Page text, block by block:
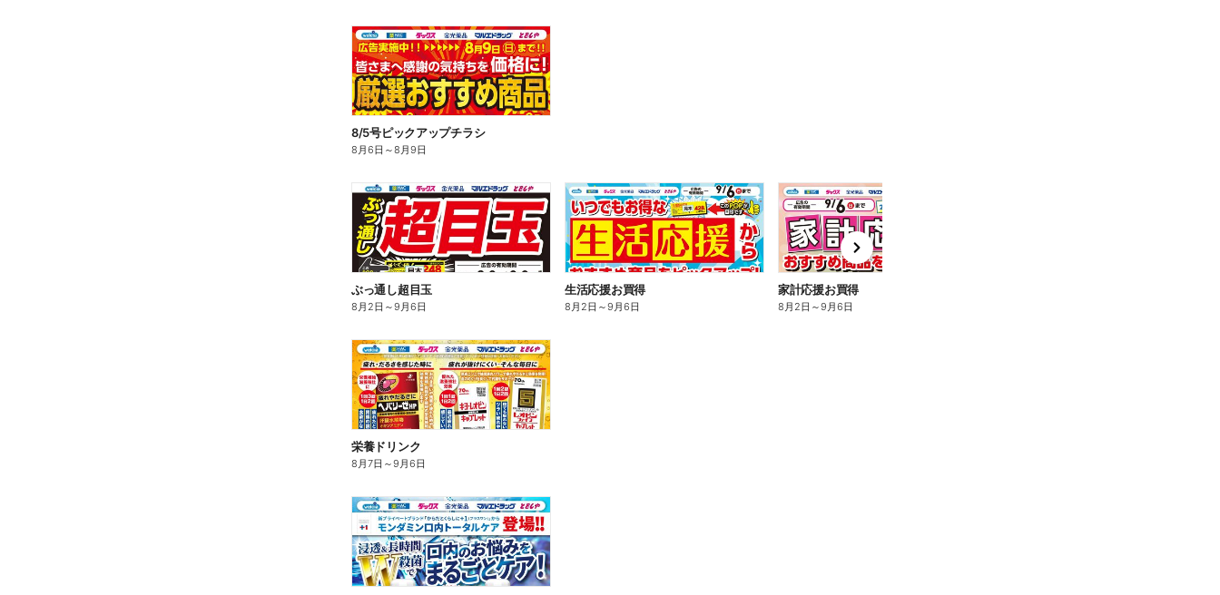
8/5号ピックアップチラシ
8月6日 ～8月9日
ぶっ通し超目玉
8月2日 ～9月6日
生活応援お買得
8月2日 ～9月6日
家計応援お買得
8月2日 ～9月6日
n
e
x
t
栄養ドリンク
8月7日 ～9月6日